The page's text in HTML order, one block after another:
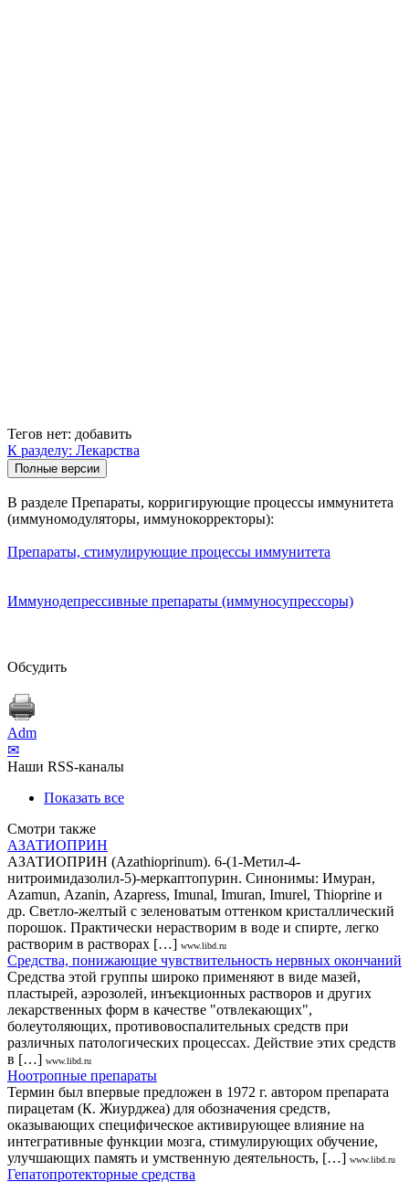
Тегов нет: добавить
К разделу: Лекарства
В разделе Препараты, корригирующие процессы иммунитета
(иммуномодуляторы, иммунокорректоры):
Препараты, стимулирующие процессы иммунитета
Иммунодепрессивные препараты (иммуносупрессоры)
Обсудить
Adm
✉
Наши RSS-каналы
Показать все
Смотри также
АЗАТИОПРИН
АЗАТИОПРИН (Аzathioprinum). 6-(1-Метил-4-
нитроимидазолил-5)-меркаптопурин. Синонимы: Имуран,
Аzamun, Аzanin, Аzapress, Imunal, Imuran, Imurel, Тhioрrinе и
др. Светло-желтый с зеленоватым оттенком кристаллический
порошок. Практически нерастворим в воде и спирте, легко
растворим в растворах […] www.libd.ru
Средства, понижающие чувствительность нервных окончаний
Средства этой группы широко применяют в виде мазей,
пластырей, аэрозолей, инъекционных растворов и других
лекарственных форм в качестве "отвлекающих",
болеутоляющих, противовоспалительных средств при
различных патологических процессах. Действие этих средств
в […] www.libd.ru
Ноотропные препараты
Термин был впервые предложен в 1972 г. автором препарата
пирацетам (К. Жиурджеа) для обозначения средств,
оказывающих специфическое активирующее влияние на
интегративные функции мозга, стимулирующих обучение,
улучшающих память и умственную деятельность, […] www.libd.ru
Гепатопротекторные средства